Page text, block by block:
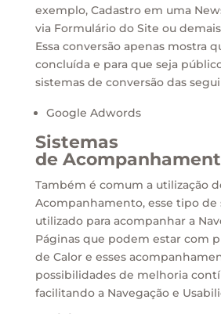
exemplo, Cadastro em uma
via Formulário do Site ou
Essa conversão apenas mostra
concluída e para que seja
sistemas de conversão das
Google Adwords
Sistemas
de
Também é comum a utilização
Acompanhamento, esse tipo de
utilizado para acompanhar a
Páginas que podem estar com
de Calor e esses
possibilidades de melhoria
facilitando a Navegação e